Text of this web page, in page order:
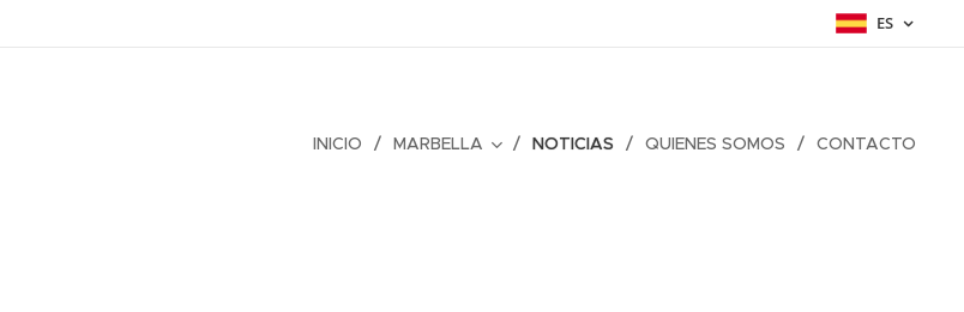
ES
INICIO MARBELLA NOTICIAS QUIENES SOMOS CONTACTO